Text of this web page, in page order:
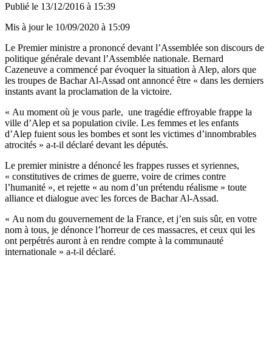
Publié le 13/12/2016 à 15:39
Mis à jour le 10/09/2020 à 15:09
Le Premier ministre a prononcé devant l’Assemblée son discours de
politique générale devant l’Assemblée nationale. Bernard
Cazeneuve a commencé par évoquer la situation à Alep, alors que
les troupes de Bachar Al-Assad ont annoncé être « dans les derniers
instants avant la proclamation de la victoire.
« Au moment où je vous parle, une tragédie effroyable frappe la
ville d’Alep et sa population civile. Les femmes et les enfants
d’Alep fuient sous les bombes et sont les victimes d’innombrables
atrocités » a-t-il déclaré devant les députés.
Le premier ministre a dénoncé les frappes russes et syriennes,
« constitutives de crimes de guerre, voire de crimes contre
l’humanité », et rejette « au nom d’un prétendu réalisme » toute
alliance et dialogue avec les forces de Bachar Al-Assad.
« Au nom du gouvernement de la France, et j’en suis sûr, en votre
nom à tous, je dénonce l’horreur de ces massacres, et ceux qui les
ont perpétrés auront à en rendre compte à la communauté
internationale » a-t-il déclaré.